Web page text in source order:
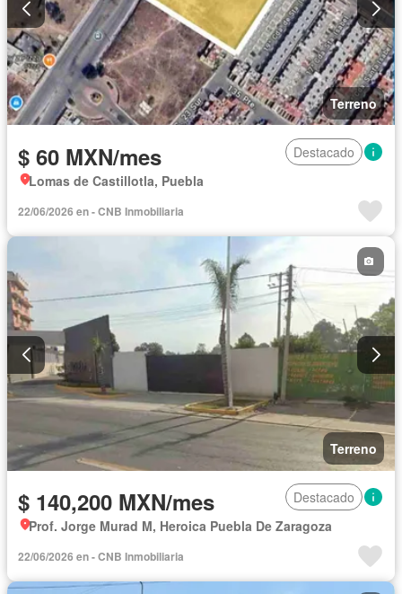
Terreno
$ 60 MXN/mes
Destacado
Lomas de Castillotla, Puebla
22/06/2026 en - CNB Inmobiliaria
Terreno
$ 140,200 MXN/mes
Destacado
Prof. Jorge Murad M, Heroica Puebla De Zaragoza
22/06/2026 en - CNB Inmobiliaria